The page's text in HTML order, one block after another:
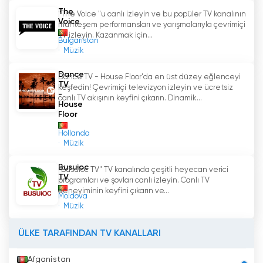
olacağından emin olabilirsiniz.
Web Tv Paixão' nun bir diğer önemli yönü de
anlık mesajlaşma platformları aracılığıyla
izleyiciler görüşlerini, önerilerini gönderebiliyor
ve hatta çekilişlere ve promosyonlara
katılabiliyor. Bu etkileşim, izleyicileri kanala
yaklaştırıyor ve ilgili hayranlardan oluşan bir
topluluk yaratıyor.
Özetle, Web Tv Paixão, eğlence ve müziğe
adanmış, çeşitli ve kaliteli programlar sunan bir
web istasyonudur. Ücretsiz canlı tv izleme
imkanı ile bu web tv, kaliteli televizyon içeriği
olarak öne çıkıyor. Güncellenmiş ve interaktif
programlarıyla Web Tv Paixão, giderek daha
The
Voice
Bulgaristan
Müzik
"The Voice "u canlı izleyin ve bu popüler TV kanalının
muhteşem performansları ve yarışmalarıyla çevrimiçi
TV izleyin. Kazanmak için...
Dance
TV
-
House
Floor
Hollanda
Müzik
Dance TV - House Floor'da en üst düzey eğlenceyi
keşfedin! Çevrimiçi televizyon izleyin ve ücretsiz
canlı TV akışının keyfini çıkarın. Dinamik...
Busuioc
TV
Moldova
Müzik
"Busuioc TV" TV kanalında çeşitli heyecan verici
programları ve şovları canlı izleyin. Canlı TV
deneyiminin keyfini çıkarın ve...
ÜLKE TARAFINDAN TV KANALLARI
Afganistan